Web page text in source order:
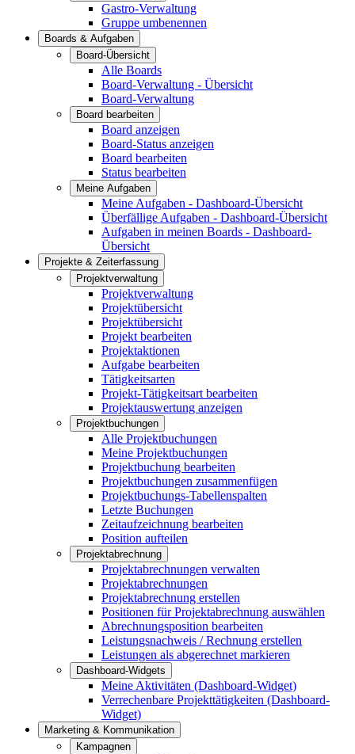
Gastro-Verwaltung
Gruppe umbenennen
Boards & Aufgaben
Board-Übersicht
Alle Boards
Board-Verwaltung - Übersicht
Board-Verwaltung
Board bearbeiten
Board anzeigen
Board-Status anzeigen
Board bearbeiten
Status bearbeiten
Meine Aufgaben
Meine Aufgaben - Dashboard-Übersicht
Überfällige Aufgaben - Dashboard-Übersicht
Aufgaben in meinen Boards - Dashboard-
Übersicht
Projekte & Zeiterfassung
Projektverwaltung
Projektverwaltung
Projektübersicht
Projektübersicht
Projekt bearbeiten
Projektaktionen
Aufgabe bearbeiten
Tätigkeitsarten
Projekt-Tätigkeitsart bearbeiten
Projektauswertung anzeigen
Projektbuchungen
Alle Projektbuchungen
Meine Projektbuchungen
Projektbuchung bearbeiten
Projektbuchungen zusammenfügen
Projektbuchungs-Tabellenspalten
Letzte Buchungen
Zeitaufzeichnung bearbeiten
Position aufteilen
Projektabrechnung
Projektabrechnungen verwalten
Projektabrechnungen
Projektabrechnung erstellen
Positionen für Projektabrechnung auswählen
Abrechnungsposition bearbeiten
Leistungsnachweis / Rechnung erstellen
Leistungen als abgerechnet markieren
Dashboard-Widgets
Meine Aktivitäten (Dashboard-Widget)
Verrechenbare Projekttätigkeiten (Dashboard-
Widget)
Marketing & Kommunikation
Kampagnen